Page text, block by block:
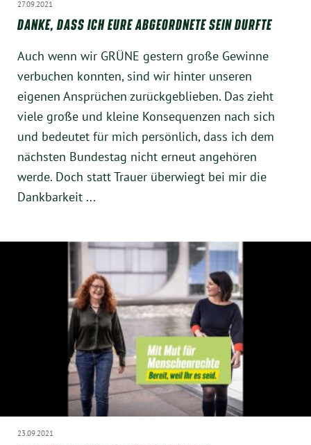
Presse
Twitter
YouTube
Facebook
Instagram
27.09.2021
DANKE, DASS ICH EURE ABGEORDNETE SEIN DURFTE
Auch wenn wir GRÜNE gestern große Gewinne
verbuchen konnten, sind wir hinter unseren
eigenen Ansprüchen zurückgeblieben. Das zieht
viele große und kleine Konsequenzen nach sich
und bedeutet für mich persönlich, dass ich dem
nächsten Bundestag nicht erneut angehören
werde. Doch statt Trauer überwiegt bei mir die
Dankbarkeit ...
23.09.2021